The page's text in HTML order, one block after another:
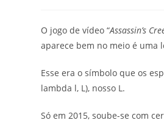
O jogo de vídeo “Assassin’s
aparece bem no meio é uma
Esse era o símbolo que os
lambda l, L), nosso L.
Só em 2015, soube-se com